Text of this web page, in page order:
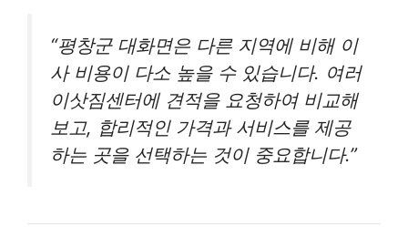
“평창군 대화면은 다른 지역에 비해 이
사 비용이 다소 높을 수 있습니다. 여러
이삿짐센터에 견적을 요청하여 비교해
보고, 합리적인 가격과 서비스를 제공
하는 곳을 선택하는 것이 중요합니다.”